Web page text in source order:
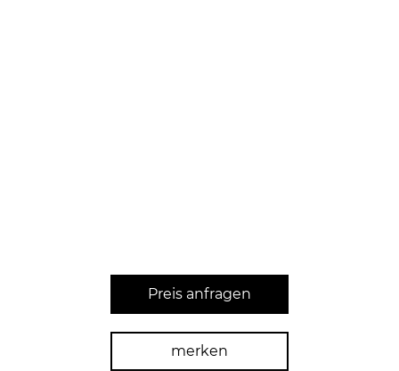
Preis anfragen
merken